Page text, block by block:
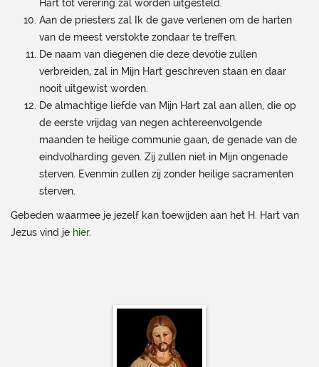
Hart tot verering zal worden uitgesteld.
Aan de priesters zal Ik de gave verlenen om de harten
van de meest verstokte zondaar te treffen.
De naam van diegenen die deze devotie zullen
verbreiden, zal in Mijn Hart geschreven staan en daar
nooit uitgewist worden.
De almachtige liefde van Mijn Hart zal aan allen, die op
de eerste vrijdag van negen achtereenvolgende
maanden te heilige communie gaan, de genade van de
eindvolharding geven. Zij zullen niet in Mijn ongenade
sterven. Evenmin zullen zij zonder heilige sacramenten
sterven.
Gebeden waarmee je jezelf kan toewijden aan het H. Hart van
Jezus vind je hier.